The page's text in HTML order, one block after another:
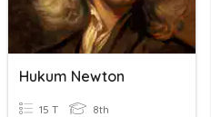
Hukum Newton
15 T 8th